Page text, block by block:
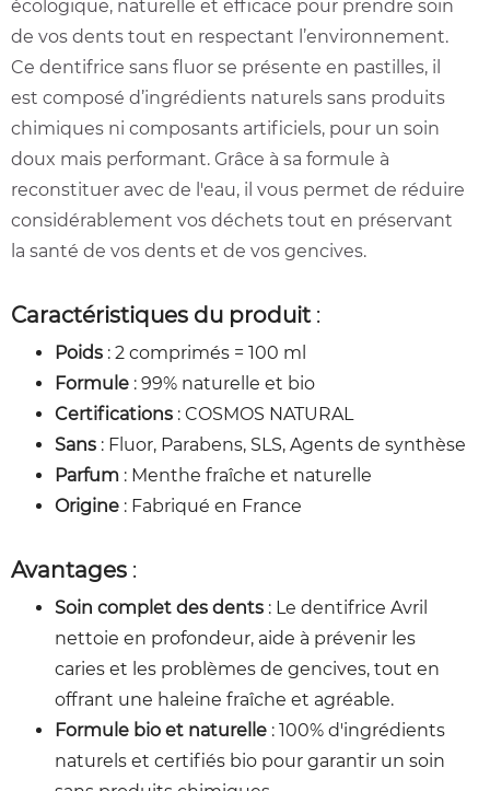
écologique, naturelle et efficace pour prendre soin
de vos dents tout en respectant l’environnement.
Ce dentifrice sans fluor se présente en pastilles, il
est composé d’ingrédients naturels sans produits
chimiques ni composants artificiels, pour un soin
doux mais performant. Grâce à sa formule à
reconstituer avec de l'eau, il vous permet de réduire
considérablement vos déchets tout en préservant
la santé de vos dents et de vos gencives.
Caractéristiques du produit:
Poids : 2 comprimés = 100 ml
Formule : 99% naturelle et bio
Certifications : COSMOS NATURAL
Sans : Fluor, Parabens, SLS, Agents de synthèse
Parfum : Menthe fraîche et naturelle
Origine : Fabriqué en France
Avantages :
Soin complet des dents : Le dentifrice Avril
nettoie en profondeur, aide à prévenir les
caries et les problèmes de gencives, tout en
offrant une haleine fraîche et agréable.
Formule bio et naturelle : 100% d'ingrédients
naturels et certifiés bio pour garantir un soin